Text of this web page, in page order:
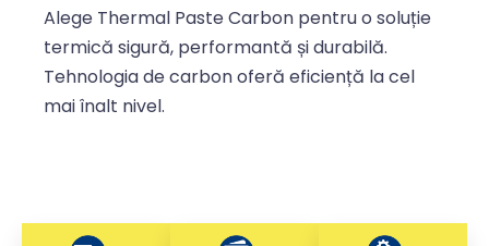
Alege Thermal Paste Carbon pentru o soluție
termică sigură, performantă și durabilă.
Tehnologia de carbon oferă eficiență la cel
mai înalt nivel.